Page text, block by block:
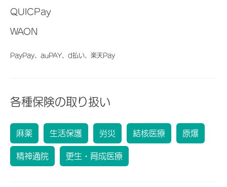
QUICPay
WAON
PayPay、auPAY、d払い、楽天Pay
各種保険の取り扱い
麻薬 生活保護 労災 結核医療 原爆
精神通院 更生・育成医療